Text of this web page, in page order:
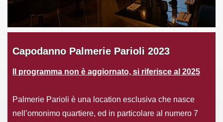
Capodanno Palmerie Parioli 2023
Il programma non è aggiornato, si riferisce al 2025
Palmerie Parioli è una location esclusiva che nasce
nell’omonimo quartiere, ed in particolare al numero 7